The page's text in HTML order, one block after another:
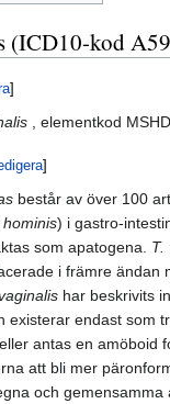
(ICD10-kod
]
, elementkod
]
består av över 100
) i gastro-
som apatogena. T.
i främre
har beskrivits
existerar endast som
antas en amöboid
att bli mer
och gemensamma